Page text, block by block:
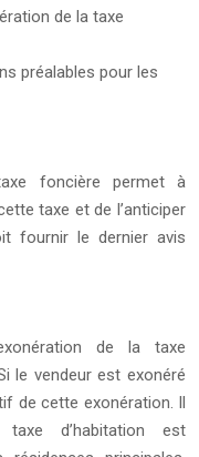
de la taxe
préalables pour les
foncière permet à
taxe et de l’anticiper
fournir le dernier avis
de la taxe
le vendeur est exonéré
de cette exonération. Il
d’habitation est